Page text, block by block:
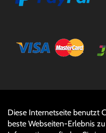
Diese Internetseite benutzt
beste Webseiten-Erlebnis